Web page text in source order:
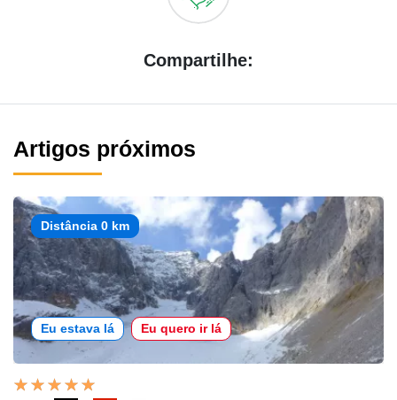
Compartilhe:
Artigos próximos
Distância 0 km
Eu estava lá Eu quero ir lá